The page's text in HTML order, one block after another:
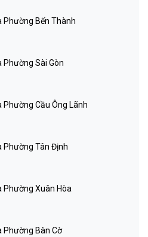
Phường Bến Thành
Phường Sài Gòn
Phường Cầu Ông Lãnh
Phường Tân Định
Phường Xuân Hòa
Phường Bàn Cờ